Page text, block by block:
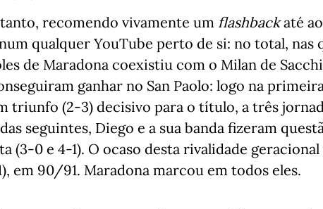
recomendo vivamente um flashbackaté
qualquer YouTube perto de si: no total, nas
de Maradona coexistiu com o Milan de
ganhar no San Paolo: logo na
triunfo (2-3) decisivo para o título, a três
seguintes, Diego e a sua banda fizeram
(3-0 e 4-1). O ocaso desta rivalidade
em 90/91. Maradona marcou em todos eles.